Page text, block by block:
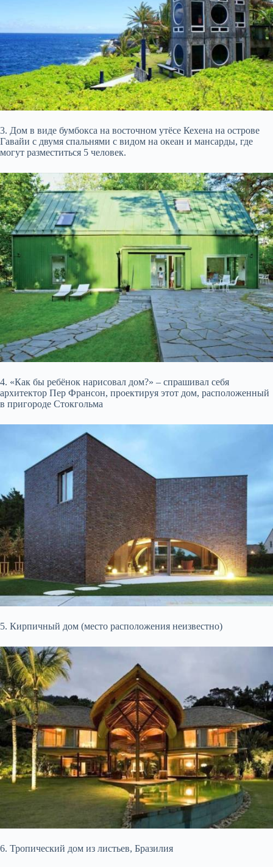
3. Дом в виде бумбокса на восточном утёсе Кехена на острове
Гавайи с двумя спальнями с видом на океан и мансарды, где
могут разместиться 5 человек.
4. «Как бы ребёнок нарисовал дом?» – спрашивал себя
архитектор Пер Франсон, проектируя этот дом, расположенный
в пригороде Стокгольма
5. Кирпичный дом (место расположения неизвестно)
6. Тропический дом из листьев, Бразилия